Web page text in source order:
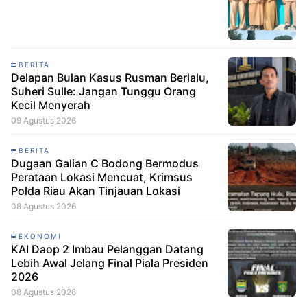
BERITA
Delapan Bulan Kasus Rusman Berlalu,
Suheri Sulle: Jangan Tunggu Orang
Kecil Menyerah
09 Agustus 2026
BERITA
Dugaan Galian C Bodong Bermodus
Perataan Lokasi Mencuat, Krimsus
Polda Riau Akan Tinjauan Lokasi
08 Agustus 2026
EKONOMI
KAI Daop 2 Imbau Pelanggan Datang
Lebih Awal Jelang Final Piala Presiden
2026
08 Agustus 2026